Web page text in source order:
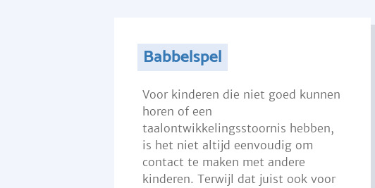
Babbelspel
Voor kinderen die niet goed kunnen
horen of een
taalontwikkelingsstoornis hebben,
is het niet altijd eenvoudig om
contact te maken met andere
kinderen. Terwijl dat juist ook voor